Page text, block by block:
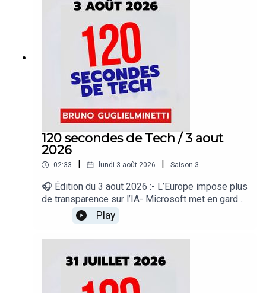
AirPods Pro- Une fuite révèle le Lenovo
Googlebook 15« 120 secondes de Tech », un
regard sur le quotidien de l’actualité numérique
proposé par Bruno Guglielminetti Découvrez
Micrologic.ca
120 secondes de Tech / 3 aout
2026
02:33 lundi 3 août 2026 Saison 3
🎧 Édition du 3 aout 2026 :- L’Europe impose plus
de transparence sur l’IA- Microsoft met en garde
contre les Wi-Fi publics- Google élargit Gemini
Spark- Google suspend Nano Banana dans
Google Earth- Les jeunes Australiens toujours sur
regard sur le quotidien de l’actualité numérique
proposé par Bruno Guglielminetti Découvrez
Micrologic.ca
Play